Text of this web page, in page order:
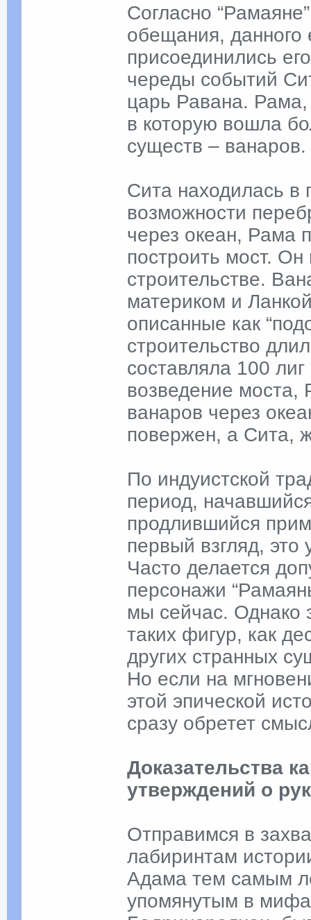
Согласно
обещания, данного
присоединились
череды событий
царь Равана.
в которую вошла
существ – ванаров.
Сита находилась в
возможности
через океан, Рама
построить мост.
строительстве.
материком и
описанные как
строительство
составляла 100
возведение
ванаров через
повержен, а Сита,
По индуистской
период,
продлившийся
первый взгляд,
Часто делается
персонажи
мы сейчас. Однако
таких фигур, как
других странных
Но если на
этой эпической
сразу обретет
Доказательства
утверждений о
Отправимся в
лабиринтам
Адама тем самым
упомянутым в